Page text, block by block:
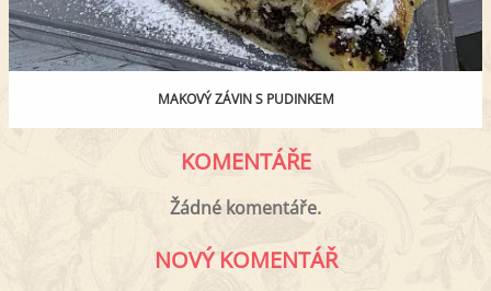
MAKOVÝ ZÁVIN S PUDINKEM
KOMENTÁŘE
Žádné komentáře.
NOVÝ KOMENTÁŘ